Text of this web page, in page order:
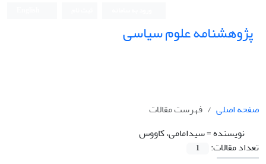
پژوهشنامه علوم سیاسی
صفحه اصلی
فهرست مقالات
نویسنده =سیدامامی، کاووس
تعداد مقالات:
1